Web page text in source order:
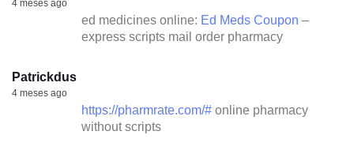
4 meses ago
ed medicines online: Ed Meds Coupon –
express scripts mail order pharmacy
Patrickdus
4 meses ago
https://pharmrate.com/# online pharmacy
without scripts